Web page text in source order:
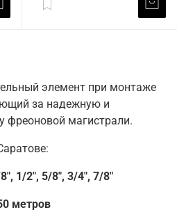
элемент при монтаже
за надежную и
фреоновой магистрали.
1/2", 5/8", 3/4", 7/8"
метров